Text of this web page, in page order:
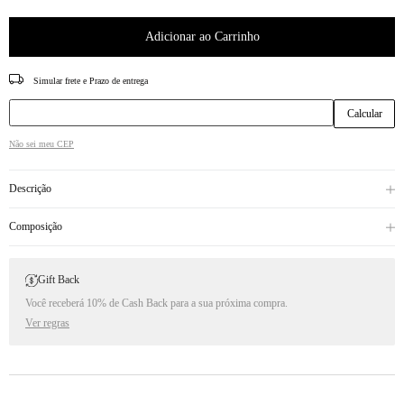
Adicionar ao Carrinho
CEP
Não sei meu CEP
Descrição
Composição
Gift Back
Você receberá 10% de Cash Back para a sua próxima compra.
Ver regras